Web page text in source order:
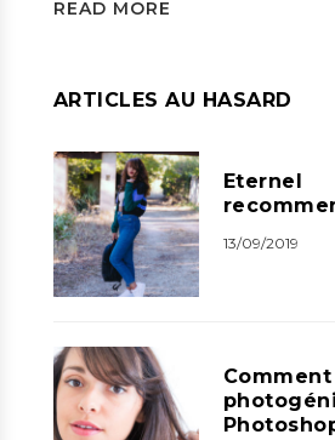
READ MORE
ARTICLES AU HASARD
Eternel
13/09/2019